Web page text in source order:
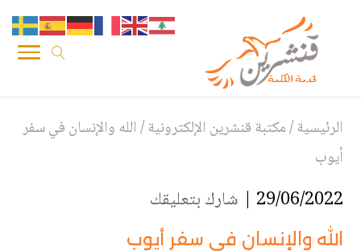
الرئيسية/مكتبة قنشرين الإلكترونية/الله والإنسان في سفر
أيوب
29/06/2022 | شارك بتعليقك
الله والإنسان في سفر أيوب